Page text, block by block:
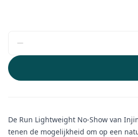
De Run Lightweight No-Show van
tenen de mogelijkheid om op een